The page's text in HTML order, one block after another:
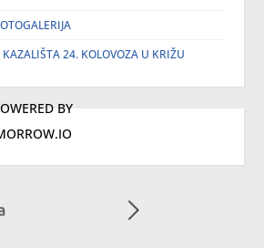
KAZALIŠTA 24. KOLOVOZA U KRIŽU